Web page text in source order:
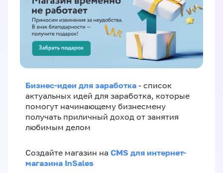
Бизнес-идеи для заработка - список
актуальных идей для заработка, которые
помогут начинающему бизнесмену
получать приличный доход от занятия
любимым делом
Создайте магазин на CMS для интернет-
магазина InSales